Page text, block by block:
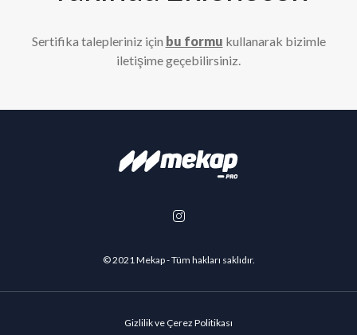
Sertifika talepleriniz için bu formu kullanarak bizimle
iletişime geçebilirsiniz.
© 2021Mekap- Tüm hakları saklıdır.
Gizlilik ve Çerez Politikası